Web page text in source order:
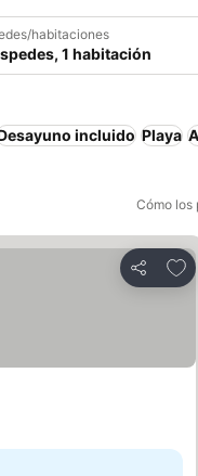
habitaciones
1 habitación
incluido Playa
Cómo los
Compartir